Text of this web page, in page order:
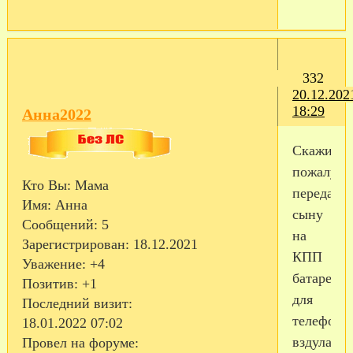
332
18:29
Анна2022
Кто Вы: Мама
Имя: Анна
Сообщений: 5
Зарегистрирован: 18.12.2021
Уважение: +4
Позитив: +1
Последний визит:
18.01.2022 07:02
Провел на форуме:
Скажите
передать
сыну
на
КПП
батарею
для
телефона(
вздулась,